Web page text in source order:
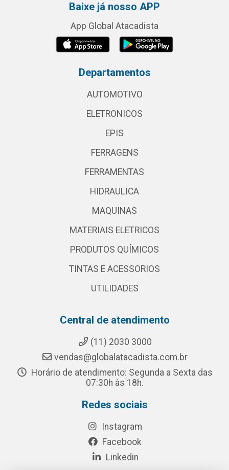
Baixe já nosso APP
App Global Atacadista
Departamentos
AUTOMOTIVO
ELETRONICOS
EPIS
FERRAGENS
FERRAMENTAS
HIDRAULICA
MAQUINAS
MATERIAIS ELETRICOS
PRODUTOS QUÍMICOS
TINTAS E ACESSORIOS
UTILIDADES
Central de atendimento
(11) 2030 3000
vendas@globalatacadista.com.br
Horário de atendimento: Segunda a Sexta das
07:30h às 18h.
Redes sociais
Instagram
Facebook
Linkedin